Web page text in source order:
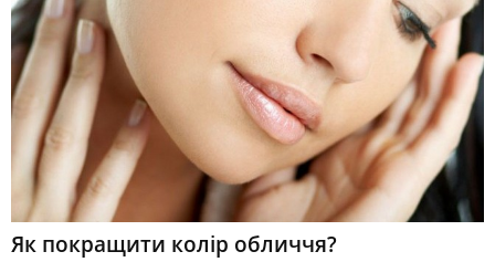
Як покращити колір обличчя?